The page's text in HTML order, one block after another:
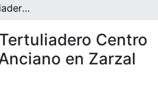
Inauguración Tertuliadero Centro Bienestar del Anciano en Zarzal
Centro
en Zarzal